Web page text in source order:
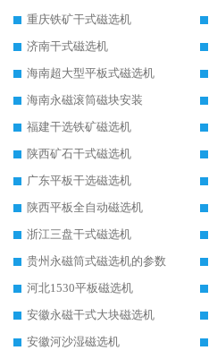
重庆铁矿干式磁选机
济南干式磁选机
海南超大型平板式磁选机
海南永磁滚筒磁块安装
福建干选铁矿磁选机
陕西矿石干式磁选机
广东平板干选磁选机
陕西平板全自动磁选机
浙江三盘干式磁选机
贵州永磁筒式磁选机的参数
河北1530平板磁选机
安徽永磁干式大块磁选机
安徽河沙湿磁选机